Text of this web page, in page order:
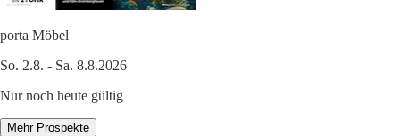
porta Möbel
So. 2.8. - Sa. 8.8.2026
Nur noch heute gültig
Mehr Prospekte